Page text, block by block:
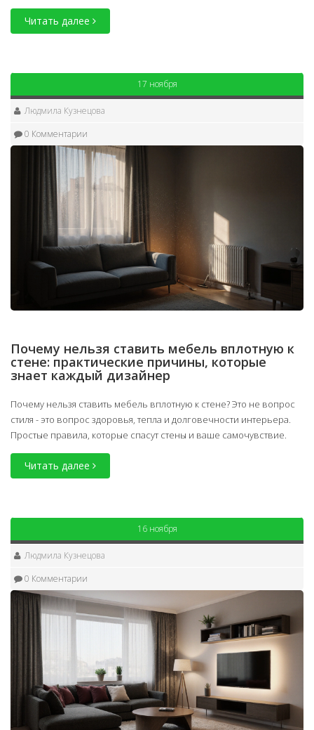
Читать далее
17 ноября
Людмила Кузнецова
0 Комментарии
Почему нельзя ставить мебель вплотную к
стене: практические причины, которые
знает каждый дизайнер
Почему нельзя ставить мебель вплотную к стене? Это не вопрос
стиля - это вопрос здоровья, тепла и долговечности интерьера.
Простые правила, которые спасут стены и ваше самочувствие.
Читать далее
16 ноября
Людмила Кузнецова
0 Комментарии